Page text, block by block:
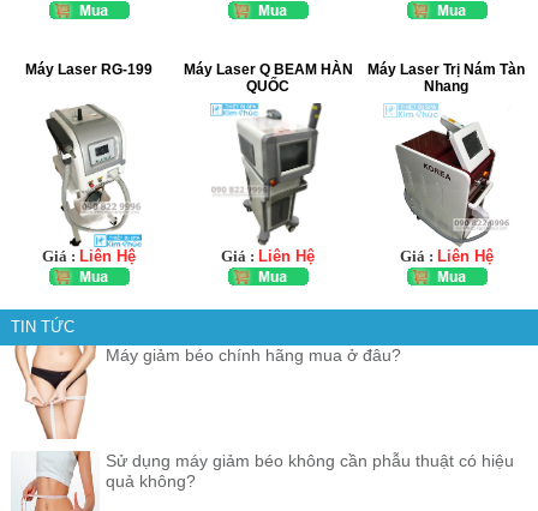
Máy Laser RG-199
Giá : Liên Hệ
Máy Laser Q BEAM HÀN
QUỐC
Giá : Liên Hệ
Máy Laser Trị Nám Tàn
Nhang
Giá : Liên Hệ
TIN TỨC
Máy giảm béo chính hãng mua ở đâu?
Sử dụng máy giảm béo không cần phẫu thuật có hiệu
quả không?